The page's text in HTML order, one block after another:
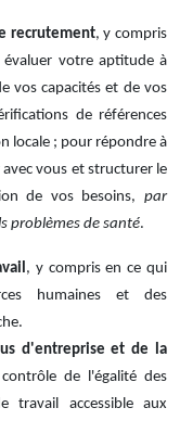
recrutement, y compris
votre aptitude à
vos capacités et de vos
de références
locale ; pour répondre à
vous et structurer le
de vos besoins, par
problèmes de santé.
, y compris en ce qui
humaines et des
d'entreprise et de la
de l'égalité des
travail accessible aux